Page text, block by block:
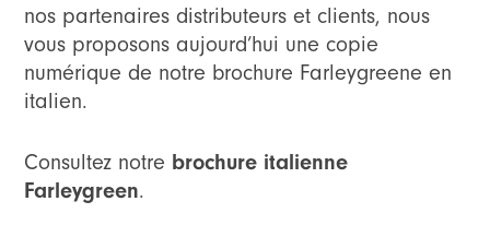
nos partenaires distributeurs et clients, nous
vous proposons aujourd’hui une copie
numérique de notre brochure Farleygreene en
italien.
Consultez notre brochure italienne
Farleygreen.